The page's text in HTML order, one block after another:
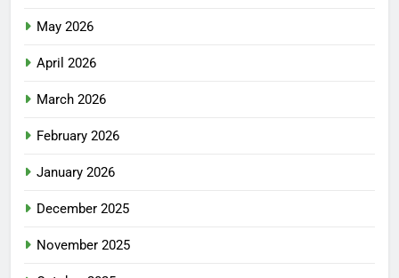
May 2026
April 2026
March 2026
February 2026
January 2026
December 2025
November 2025